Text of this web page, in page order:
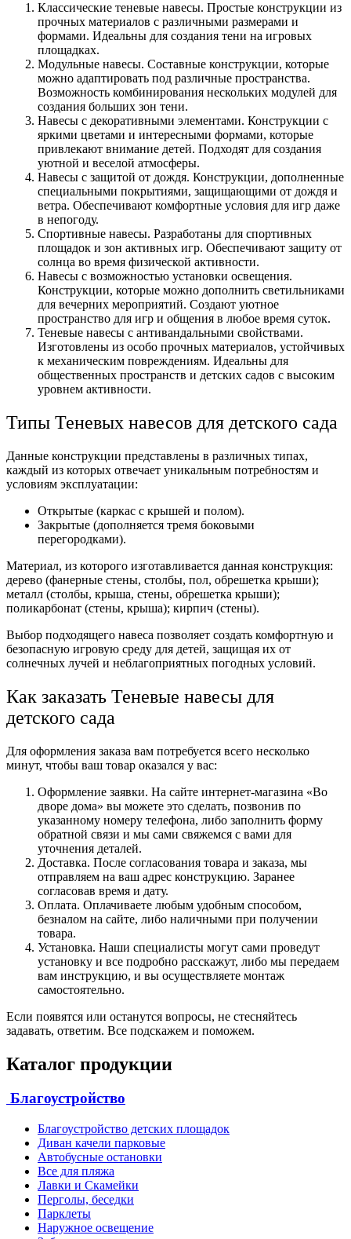
Классические теневые навесы. Простые конструкции из
прочных материалов с различными размерами и
формами. Идеальны для создания тени на игровых
площадках.
Модульные навесы. Составные конструкции, которые
можно адаптировать под различные пространства.
Возможность комбинирования нескольких модулей для
создания больших зон тени.
Навесы с декоративными элементами. Конструкции с
яркими цветами и интересными формами, которые
привлекают внимание детей. Подходят для создания
уютной и веселой атмосферы.
Навесы с защитой от дождя. Конструкции, дополненные
специальными покрытиями, защищающими от дождя и
ветра. Обеспечивают комфортные условия для игр даже
в непогоду.
Спортивные навесы. Разработаны для спортивных
площадок и зон активных игр. Обеспечивают защиту от
солнца во время физической активности.
Навесы с возможностью установки освещения.
Конструкции, которые можно дополнить светильниками
для вечерних мероприятий. Создают уютное
пространство для игр и общения в любое время суток.
Теневые навесы с антивандальными свойствами.
Изготовлены из особо прочных материалов, устойчивых
к механическим повреждениям. Идеальны для
общественных пространств и детских садов с высоким
уровнем активности.
Типы Теневых навесов для детского сада
Данные конструкции представлены в различных типах,
каждый из которых отвечает уникальным потребностям и
условиям эксплуатации:
Открытые (каркас с крышей и полом).
Закрытые (дополняется тремя боковыми
перегородками).
Материал, из которого изготавливается данная конструкция:
дерево (фанерные стены, столбы, пол, обрешетка крыши);
металл (столбы, крыша, стены, обрешетка крыши);
поликарбонат (стены, крыша); кирпич (стены).
Выбор подходящего навеса позволяет создать комфортную и
безопасную игровую среду для детей, защищая их от
солнечных лучей и неблагоприятных погодных условий.
Как заказать Теневые навесы для
детского сада
Для оформления заказа вам потребуется всего несколько
минут, чтобы ваш товар оказался у вас:
Оформление заявки. На сайте интернет-магазина «Во
дворе дома» вы можете это сделать, позвонив по
указанному номеру телефона, либо заполнить форму
обратной связи и мы сами свяжемся с вами для
уточнения деталей.
Доставка. После согласования товара и заказа, мы
отправляем на ваш адрес конструкцию. Заранее
согласовав время и дату.
Оплата. Оплачиваете любым удобным способом,
безналом на сайте, либо наличными при получении
товара.
Установка. Наши специалисты могут сами проведут
установку и все подробно расскажут, либо мы передаем
вам инструкцию, и вы осуществляете монтаж
самостоятельно.
Если появятся или останутся вопросы, не стесняйтесь
задавать, ответим. Все подскажем и поможем.
Каталог продукции
Благоустройство
Благоустройство детских площадок
Диван качели парковые
Автобусные остановки
Все для пляжа
Лавки и Скамейки
Перголы, беседки
Парклеты
Наружное освещение